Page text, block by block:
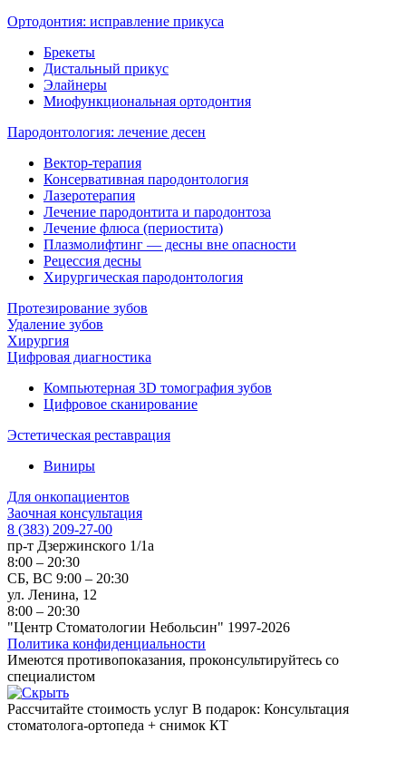
Ортодонтия: исправление прикуса
Брекеты
Дистальный прикус
Элайнеры
Миофункциональная ортодонтия
Пародонтология: лечение десен
Вектор-терапия
Консервативная пародонтология
Лазеротерапия
Лечение пародонтита и пародонтоза
Лечение флюса (периостита)
Плазмолифтинг — десны вне опасности
Рецессия десны
Хирургическая пародонтология
Протезирование зубов
Удаление зубов
Хирургия
Цифровая диагностика
Компьютерная 3D томография зубов
Цифровое сканирование
Эстетическая реставрация
Виниры
Для онкопациентов
Заочная консультация
8 (383) 209-27-00
пр-т Дзержинского 1/1а
8:00 – 20:30
СБ, ВС 9:00 – 20:30
ул. Ленина, 12
8:00 – 20:30
"Центр Стоматологии Небольсин" 1997-2026
Политика конфиденциальности
Имеются противопоказания, проконсультируйтесь со
специалистом
Рассчитайте стоимость услуг В подарок: Консультация
стоматолога-ортопеда + снимок КТ